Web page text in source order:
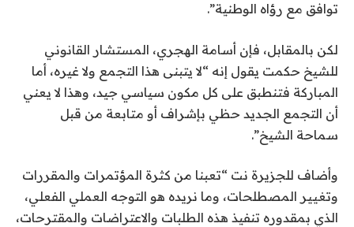
توافق مع رؤاه الوطنية”.
لكن بالمقابل، فإن أسامة الهجري، المستشار القانوني
للشيخ حكمت يقول إنه “لا يتبنى هذا التجمع ولا غيره، أما
المباركة فتنطبق على كل مكون سياسي جيد، وهذا لا يعني
أن التجمع الجديد حظي بإشراف أو متابعة من قبل
سماحة الشيخ”.
وأضاف للجزيرة نت “تعبنا من كثرة المؤتمرات والمقررات
وتغيير المصطلحات، وما نريده هو التوجه العملي الفعلي،
الذي بمقدوره تنفيذ هذه الطلبات والاعتراضات والمقترحات،